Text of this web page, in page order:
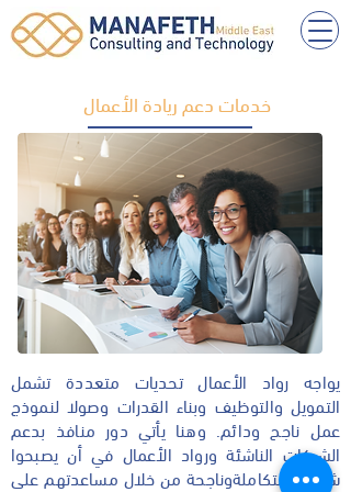
خدمات دعم ريادة الأعمال
يواجه رواد الأعمال تحديات متعددة تشمل
التمويل والتوظيف وبناء القدرات وصولا لنموذج
عمل ناجح ودائم. وهنا يأتي دور منافذ بدعم
الشركات الناشئة ورواد الأعمال في أن يصبحوا
شركات متكاملةوناجحة من خلال مساعدتهم على